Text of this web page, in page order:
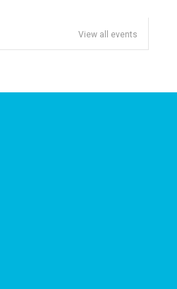
View all events